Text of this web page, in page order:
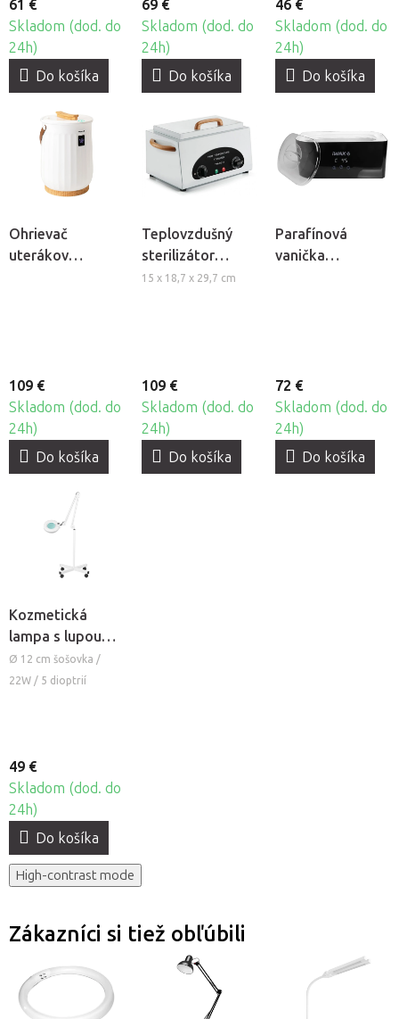
61 €
Skladom (dod. do
24h)
Do košíka
69 €
Skladom (dod. do
24h)
Do košíka
46 €
Skladom (dod. do
24h)
Do košíka
Ohrievač
uterákov
109 €
Skladom (dod. do
24h)
Do košíka
Teplovzdušný
sterilizátor
Beautyfor YM-
15 x 18,7 x 29,7 cm
109 €
Skladom (dod. do
24h)
Do košíka
Parafínová
vanička
72 €
Skladom (dod. do
24h)
Do košíka
Kozmetická
lampa s lupou
BeautyOne S4 so
stojanom
Ø 12 cm šošovka /
22W / 5 dioptrií
49 €
Skladom (dod. do
24h)
Do košíka
High-contrast mode
Zákazníci si tiež obľúbili